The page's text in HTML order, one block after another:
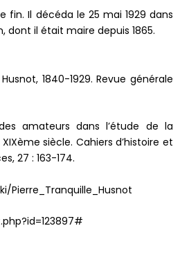
fin. Il décéda le 25 mai 1929 dans
dont il était maire depuis 1865.
1840-1929. Revue générale
amateurs dans l’étude de la
siècle. Cahiers d’histoire et
27 : 163-174.
Pierre_Tranquille_Husnot